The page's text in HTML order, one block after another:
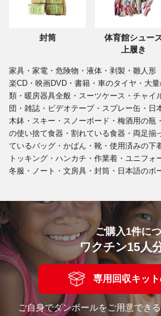
封筒
体育館シュー
上履き
家具・家電・危険物・液体・剥製・雛人形
楽CD・映画DVD・書籍・車のタイヤ・大
類・暖房器具全般・スーツケース・チャイ
団・雑誌・ビデオテープ・スプレー缶・日
木鉢・スキー・スノーボード・梅酒用の瓶
の使い捨て食器・割れている食器・両足揃
ているバッグ・かばん・靴・使用済みの下
トッキング・ハンカチ・作業着・ユニフォ
冬服・ノート・文房具・封筒・日本語のボ
ご購入1件に
ワクチン15人
専用回収キッ
ご自身でダンボールをご用意でき